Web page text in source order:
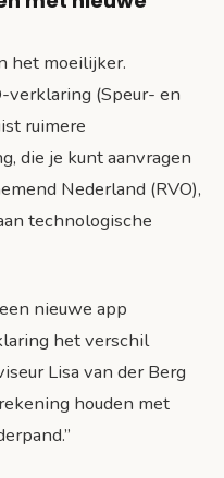
het moeilijker.
verklaring (Speur- en
ruimere
die je kunt aanvragen
Nederland (RVO),
technologische
nieuwe app
het verschil
Lisa van der Berg
houden met